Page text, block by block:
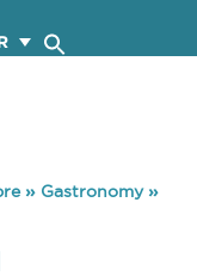
» Gastronomy»